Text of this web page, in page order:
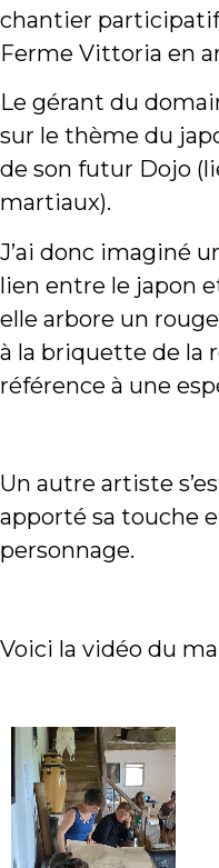
chantier participatif
Ferme Vittoria en
Le gérant du
sur le thème du
de son futur Dojo
martiaux).
J’ai donc imaginé
lien entre le japon
elle arbore un
à la briquette de la
référence à une
Un autre artiste
apporté sa touche
personnage.
Voici la vidéo du